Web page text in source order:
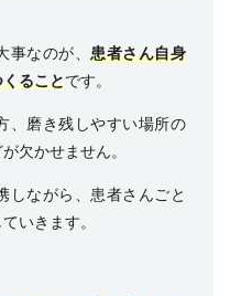
事なのが、患者さん自身
ることです。
、磨き残しやすい場所の
欠かせません。
しながら、患者さんごと
いきます。